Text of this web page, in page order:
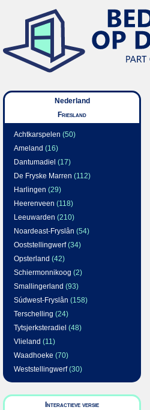
Nederland
Friesland
Achtkarspelen (50)
Ameland (16)
Dantumadiel (17)
De Fryske Marren (112)
Harlingen (29)
Heerenveen (118)
Leeuwarden (210)
Noardeast-Fryslân (54)
Ooststellingwerf(34)
Opsterland (42)
Schiermonnikoog (2)
Smallingerland (93)
Súdwest-Fryslân (158)
Terschelling (24)
Tytsjerksteradiel (48)
Vlieland (11)
Waadhoeke (70)
Weststellingwerf(30)
Interactieve versie